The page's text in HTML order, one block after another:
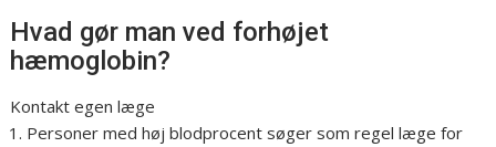
Hvad gør man ved forhøjet
hæmoglobin?
Kontakt egen læge
Personer med høj blodprocent søger som regel læge for